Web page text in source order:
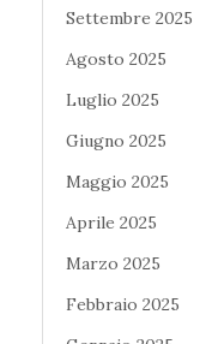
Settembre 2025
Agosto 2025
Luglio 2025
Giugno 2025
Maggio 2025
Aprile 2025
Marzo 2025
Febbraio 2025